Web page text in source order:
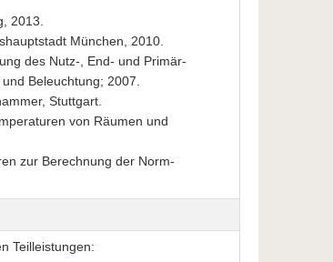
2013.
München, 2010.
des Nutz-, End- und Primär­
Beleuchtung; 2007.
Stuttgart.
von Räumen und
zur Berechnung der Norm-
Teilleistungen: